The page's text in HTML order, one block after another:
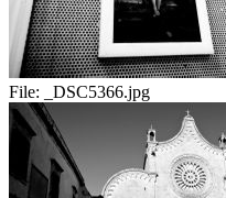
File: _DSC5366.jpg